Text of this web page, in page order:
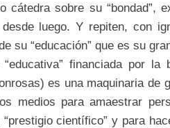
cátedra sobre su “bondad”,
luego. Y repiten, con
su “educación” que es su
“educativa” financiada por
es una maquinaria de
medios para amaestrar
científico” y para